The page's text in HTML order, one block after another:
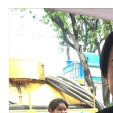
• Green Innovation & SD
Management & HR
Infographic
• การเมือง
• ท่องเที่ยว